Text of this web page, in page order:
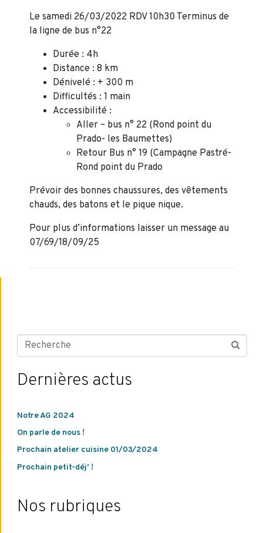
Le samedi 26/03/2022 RDV 10h30 Terminus de
la ligne de bus n°22
Durée : 4h
Distance : 8 km
Dénivelé : + 300 m
Difficultés : 1 main
Accessibilité :
Aller – bus n° 22 (Rond point du
Prado- les Baumettes)
Retour Bus n° 19 (Campagne Pastré-
Rond point du Prado
Prévoir des bonnes chaussures, des vêtements
chauds, des batons et le pique nique.
Pour plus d’informations laisser un message au
07/69/18/09/25
Dernières actus
Notre AG 2024
On parle de nous !
Prochain atelier cuisine 01/03/2024
Prochain petit-déj’ !
Nos rubriques